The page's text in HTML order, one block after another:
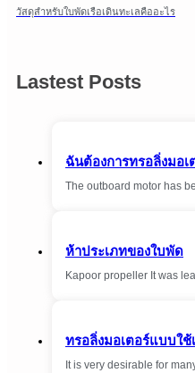
วัสดุสำหรับใบพัดเรือเดินทะเลคืออะไร
Lastest Posts
ฉันต้องการทรอลิ่งมอ
The outboard motor has
ห้าประเภทของใบพัด
Kapoor propeller It was
ทรอลิ่งมอเตอร์แบบใช้
It is very desirable for